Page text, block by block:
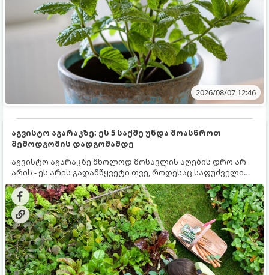
2026/08/07 12:46
აგვისტო აგარაკზე: ეს 5 საქმე უნდა მოასწროთ
შემოდგომის დადგომამდე
აგვისტო აგარაკზე მხოლოდ მოსავლის აღების დრო არ
არის - ეს არის გადამწყვეტი თვე, როდესაც საფუძველი
ეყრება მომავალი წლის მოსავალს და ბაღი მზადდება
შემოდგომა-ზამთრის სეზონისთვის. იმისათვის, რომ
ნიადაგმა ენერგია აღიდგინოს, ხოლო მცენარეებმა
ზამთარს გაუძლონ, აგვისტოს ბოლომდე 5
მნიშვნელოვანი საქმის გაკეთება უნდა მოასწროთ: